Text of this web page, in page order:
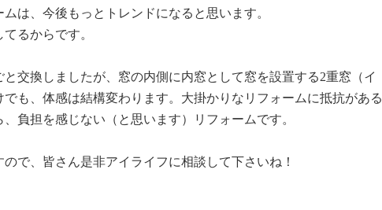
は、今後もっとトレンドになると思います。
るからです。
と交換しましたが、窓の内側に内窓として窓を設置する2重窓（イ
でも、体感は結構変わります。大掛かりなリフォームに抵抗がある
負担を感じない（と思います）リフォームです。
で、皆さん是非アイライフに相談して下さいね！